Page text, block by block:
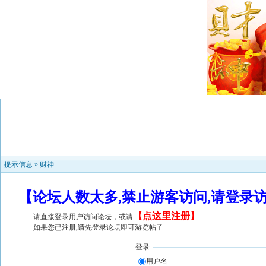
提示信息 » 财神
【论坛人数太多,禁止游客访问,请登
请直接登录用户访问论坛，或请 【 点这里注册】
如果您已注册,请先登录论坛即可游览帖子
登录
用户名